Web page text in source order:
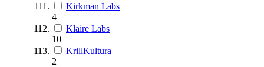
Kirkman Labs
4
Klaire Labs
10
KrillKultura
2